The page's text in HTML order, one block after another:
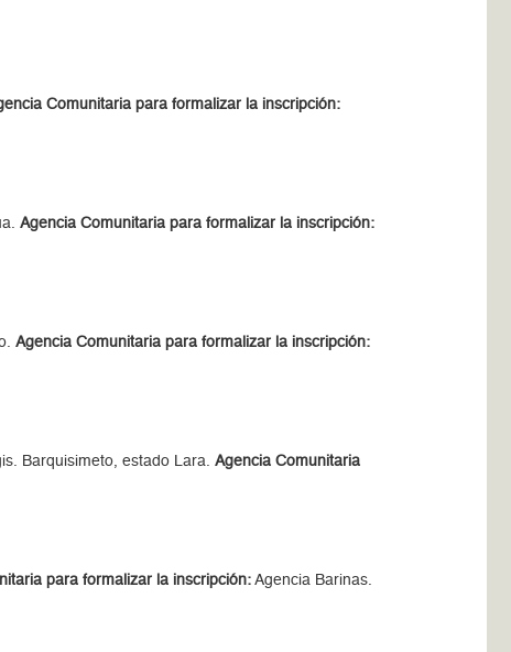
Comunitaria para formalizar la inscripción:
Agencia Comunitaria para formalizar la inscripción:
Agencia Comunitaria para formalizar la inscripción:
Barquisimeto, estado Lara.Agencia Comunitaria
para formalizar la inscripción: Agencia Barinas.